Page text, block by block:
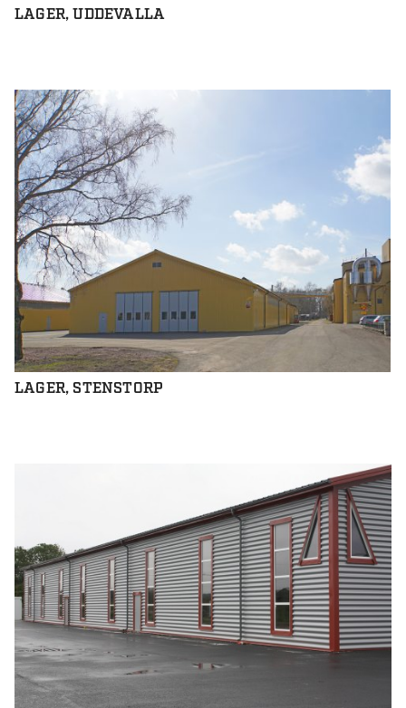
LAGER, UDDEVALLA
LAGER, STENSTORP